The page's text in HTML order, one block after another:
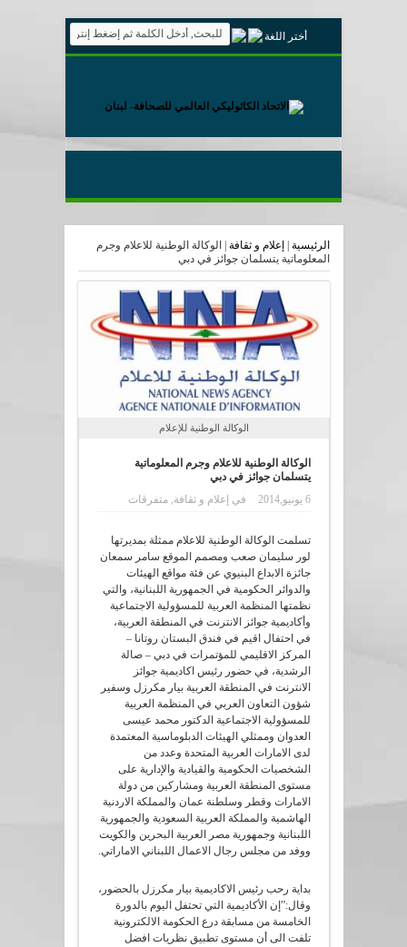
أختر اللغة
الرئيسية إعلام و ثقافة
الوكالة الوطنية للاعلام وجرم
المعلوماتية يتسلمان جوائز في دبي
الوكالة الوطنية للإعلام
الوكالة الوطنية للاعلام وجرم المعلوماتية
يتسلمان جوائز في دبي
6 يونيو,2014
في إعلام و ثقافة,متفرقات
تسلمت الوكالة الوطنية للاعلام ممثلة بمديرتها
لور سليمان صعب ومصمم الموقع سامر سمعان
جائزة الابداع البنيوي عن فئة مواقع الهيئات
والدوائر الحكومية في الجمهورية اللبنانية، والتي
نظمتها المنظمة العربية للمسؤولية الاجتماعية
وأكاديمية جوائز الانترنت في المنطقة العربية،
في احتفال اقيم في فندق البستان روتانا –
المركز الاقليمي للمؤتمرات في دبي – صالة
الرشدية، في حضور رئيس اكاديمية جوائز
الانترنت في المنطقة العربية بيار مكرزل وسفير
شؤون التعاون العربي في المنظمة العربية
للمسؤولية الاجتماعية الدكتور محمد عيسى
العدوان وممثلي الهيئات الدبلوماسية المعتمدة
لدى الامارات العربية المتحدة وعدد من
الشخصيات الحكومية والقيادية والإدارية على
مستوى المنطقة العربية ومشاركين من دولة
الامارات وقطر وسلطنة عمان والمملكة الاردنية
الهاشمية والمملكة العربية السعودية والجمهورية
اللبنانية وجمهورية مصر العربية البحرين والكويت
ووفد من مجلس رجال الاعمال اللبناني الاماراتي.
بداية رحب رئيس الاكاديمية بيار مكرزل بالحضور،
وقال:”إن الأكاديمية التي تحتفل اليوم بالدورة
الخامسة من مسابقة درع الحكومة الالكترونية
تلفت الى أن مستوى تطبيق نظريات افضل